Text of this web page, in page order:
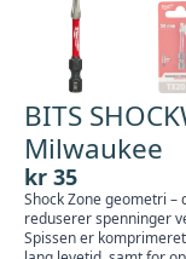
BITS
Milwaukee
kr 35
Shock Zone geometri
reduserer spenninger
Spissen er